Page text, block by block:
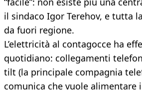
il sindaco Igor Terehov, e tutta
da fuori regione.
L’elettricità al contagocce ha
quotidiano: collegamenti
tilt (la principale compagnia
comunica che vuole alimentare